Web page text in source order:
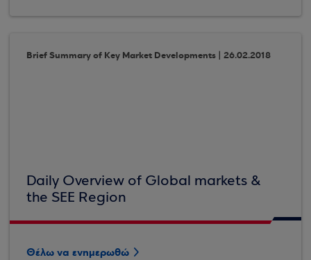
Brief Summary of Key Market Developments | 26.02.2018
Daily Overview of Global markets &
the SEE Region
Θέλω να ενημερωθώ